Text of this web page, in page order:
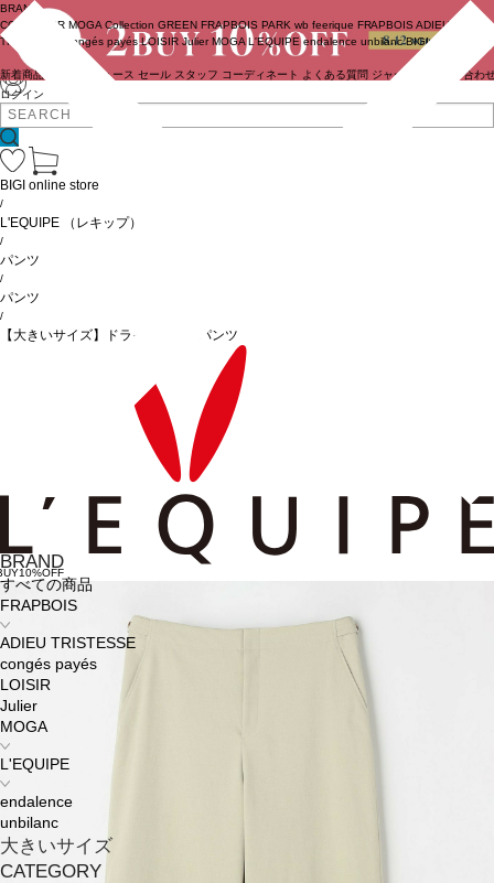
ログイン
BRAND
COUTURIER MOGA Collection GREEN FRAPBOIS PARK wb feerique FRAPBOIS ADIEU
TRISTESSE
congés payés LOISIR Julier MOGA L'EQUIPE endalence unbilanc BIGI online store
新着商品 ニュース セール スタッフ コーディネート よくある質問 ジャーナル お問い合わ
BRAND
すべての商品
FRAPBOIS
ADIEU TRISTESSE
congés payés
LOISIR
Julier
MOGA
L'EQUIPE
endalence
unbilanc
大きいサイズ
CATEGORY
BIGI online store
/
L'EQUIPE （レキップ）
/
パンツ
/
パンツ
/
【大きいサイズ】ドライオックスパンツ